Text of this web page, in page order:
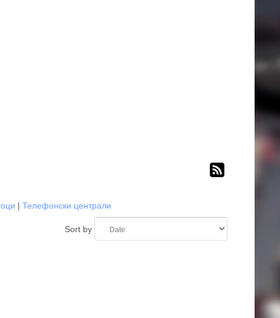
| Телефонски централи
Sort by